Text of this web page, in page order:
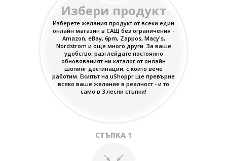
Избери продукт
Изберете желания продукт от всеки един
онлайн магазин в САЩ без ограничения -
Amazon, eBay, 6pm, Zappos, Macy's,
Nordstrom и още много други. За ваше
удобство, разглейдате постоянно
обновяваният ни каталог от онлайн
шопинг дестинации, с които вече
работим. Екипът на uShoppr ще превърне
всяко ваше желание в реалност - и то
само в 3 лесни стъпки!
СТЪПКА 1